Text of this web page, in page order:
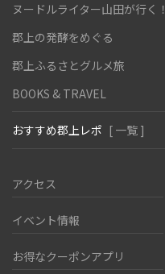
ヌードルライター山田が行く！
郡上の発酵をめぐる
郡上ふるさとグルメ旅
BOOKS & TRAVEL
おすすめ郡上レポ [ 一覧 ]
アクセス
イベント情報
お得なクーポンアプリ